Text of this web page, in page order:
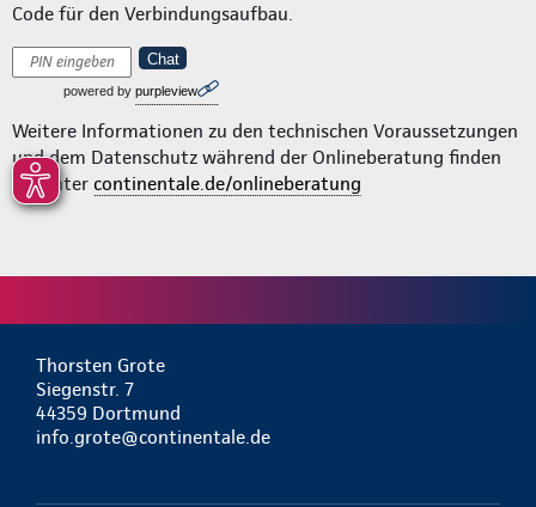
Code für den Verbindungsaufbau.
Chat
powered by purpleview
Weitere Informationen zu den technischen Voraussetzungen
und dem Datenschutz während der Onlineberatung finden
Sie unter continentale.de/onlineberatung
Thorsten Grote
Siegenstr. 7
44359 Dortmund
info.grote@continentale.de